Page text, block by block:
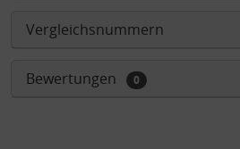
Vergleichsnummern
Bewertungen 0